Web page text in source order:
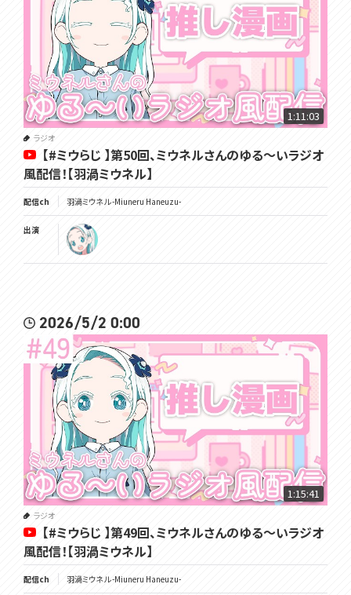
1:11:03
ラジオ
【#ミウらじ 】第50回、ミウネルさんのゆる～いラジオ
風配信！【羽渦ミウネル】
配信ch 羽渦ミウネル -Miuneru Haneuzu-
出演
2026/5/2 0:00
1:15:41
ラジオ
【#ミウらじ 】第49回、ミウネルさんのゆる～いラジオ
風配信！【羽渦ミウネル】
配信ch 羽渦ミウネル -Miuneru Haneuzu-